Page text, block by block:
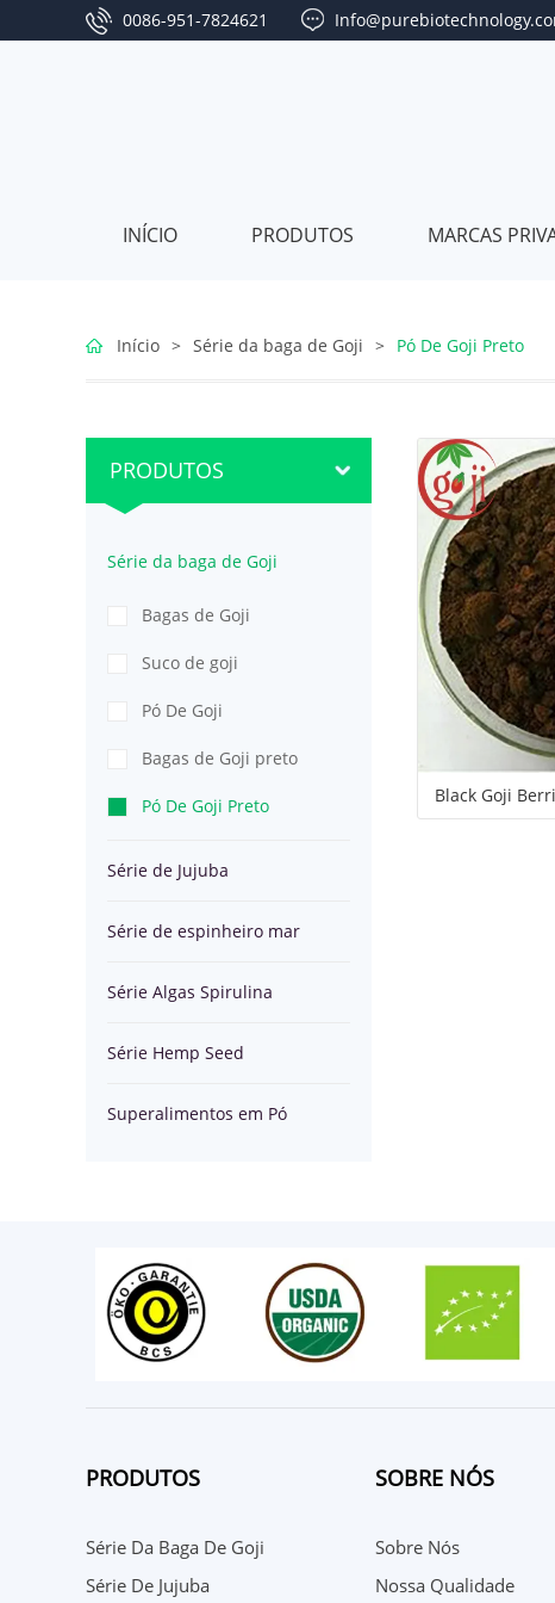
0086-951-7824621
INÍCIO PRODUTOS
baga
de
de
Jujuba
Série
de Série
Superalimentos
MARCAS
de
Início > Série da baga de Goji > Pó De Goji Preto
PRODUTOS
Série da baga de Goji
Bagas de Goji
Suco de goji
Pó De Goji
Bagas de Goji preto
Pó De Goji Preto
Série de Jujuba
Série de espinheiro mar
Série Algas Spirulina
Série Hemp Seed
Superalimentos em Pó
Black Goji
PRODUTOS
Série Da Baga De Goji
Série De Jujuba
SOBRE NÓS
Sobre Nós
Nossa Qualidade